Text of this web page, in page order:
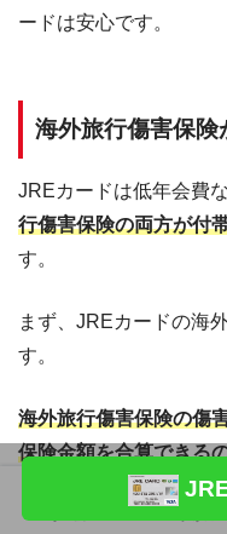
合
JREカ
Suica
ードは安心です。
海外旅行傷害保険
JREカードは低年会費
行傷害保険の両方が付
す。
まず、JREカードの海
す。
海外旅行傷害保険の傷
保険金額を合算できる
合わせてもメリットが